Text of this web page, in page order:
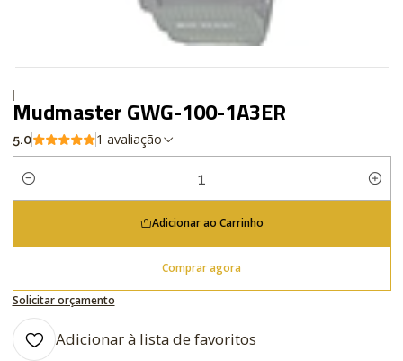
|
Mudmaster GWG-100-1A3ER
5.0 1 avaliação
Quantidade
Adicionar ao Carrinho
Comprar agora
Solicitar orçamento
Adicionar à lista de favoritos